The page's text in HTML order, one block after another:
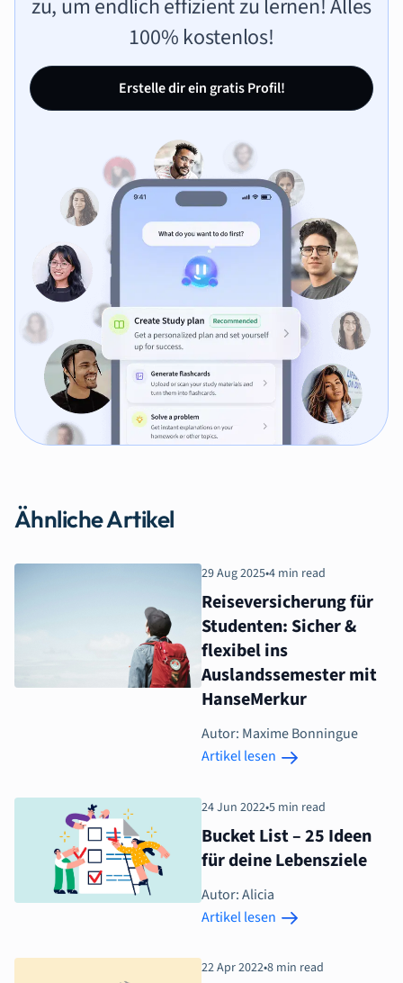
zu, um endlich effizient zu lernen! Alles
100% kostenlos!
Erstelle dir ein gratis Profil!
Ähnliche Artikel
29 Aug 2025•4 min read
Reiseversicherung für
Studenten: Sicher &
flexibel ins
Auslandssemester mit
HanseMerkur
Autor: Maxime Bonningue
Artikel lesen
24 Jun 2022•5 min read
Bucket List – 25 Ideen
für deine Lebensziele
Autor: Alicia
Artikel lesen
22 Apr 2022•8 min read